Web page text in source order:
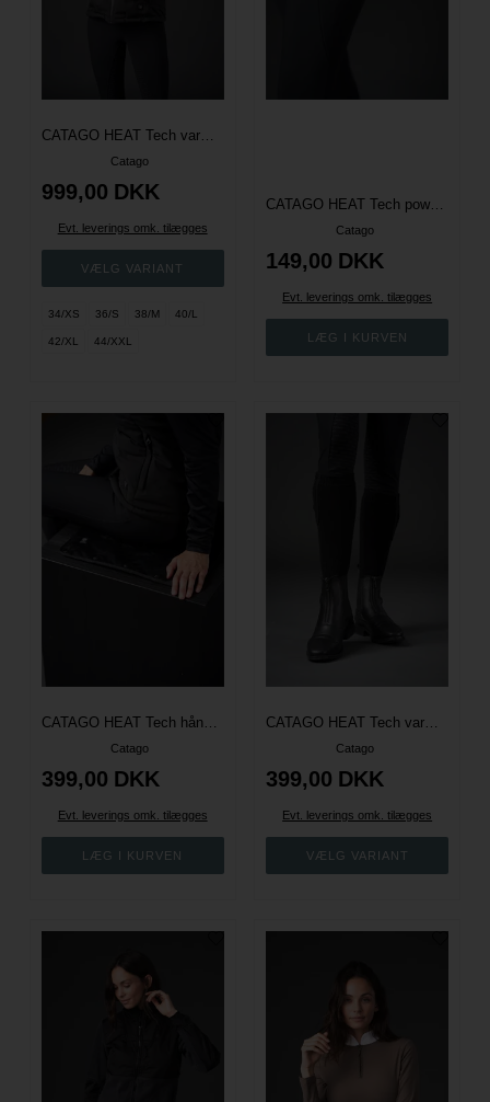
CATAGO HEAT Tech varmevest
Catago
999,00 DKK
Evt. leverings omk. tilægges
34/XS 36/S 38/M 40/L
42/XL 44/XXL
CATAGO HEAT Tech powerbank
Catago
149,00 DKK
Evt. leverings omk. tilægges
CATAGO HEAT Tech hånd- og siddevarmer
Catago
399,00 DKK
Evt. leverings omk. tilægges
CATAGO HEAT Tech varmestrømper
Catago
399,00 DKK
Evt. leverings omk. tilægges